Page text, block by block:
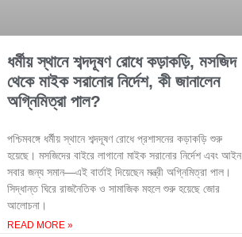
ধর্মীয় স্থানে শব্দদূষণ রোধে কড়াকড়ি, মসজিদ
থেকে মাইক সরানোর নির্দেশ, কী জানালেন
অগ্নিমিত্রা পাল?
পশ্চিমবঙ্গে ধর্মীয় স্থানে শব্দদূষণ রোধে প্রশাসনের কড়াকড়ি শুরু
হয়েছে। মসজিদের বাইরে লাগানো মাইক সরানোর নির্দেশ এবং আইন
সবার জন্য সমান—এই বার্তাই দিয়েছেন মন্ত্রী অগ্নিমিত্রা পাল।
সিদ্ধান্ত ঘিরে রাজনৈতিক ও সামাজিক মহলে শুরু হয়েছে জোর
আলোচনা।
READ MORE »